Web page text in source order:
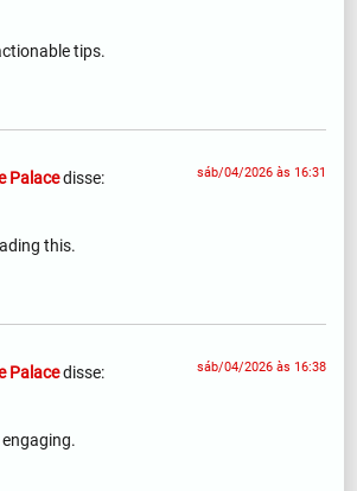
tips.
Palacedisse: sáb/04/2026 às 16:31
this.
Palacedisse: sáb/04/2026 às 16:38